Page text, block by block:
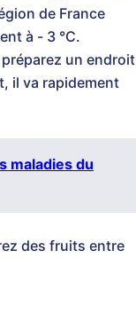
de France
à - 3 °C.
un endroit
il va rapidement
maladies du
des fruits entre